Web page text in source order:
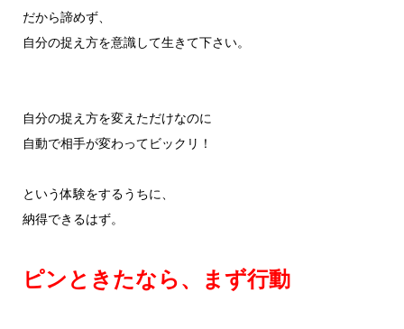
だから諦めず、
自分の捉え方を意識して生きて下さい。
自分の捉え方を変えただけなのに
自動で相手が変わってビックリ！
という体験をするうちに、
納得できるはず。
ピンときたなら、まず行動